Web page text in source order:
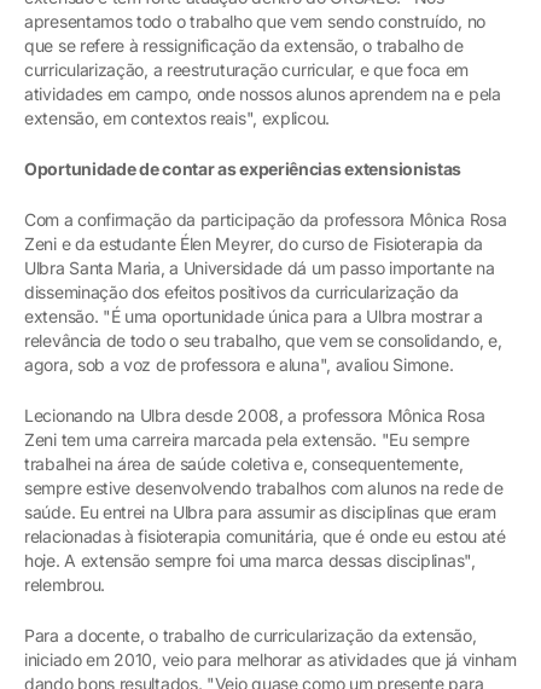
apresentamos todo o trabalho que vem sendo construído, no
que se refere à ressignificação da extensão, o trabalho de
curricularização, a reestruturação curricular, e que foca em
atividades em campo, onde nossos alunos aprendem na e pela
extensão, em contextos reais", explicou.
Oportunidade de contar as experiências extensionistas
Com a confirmação da participação da professora Mônica Rosa
Zeni e da estudante Élen Meyrer, do curso de Fisioterapia da
Ulbra Santa Maria, a Universidade dá um passo importante na
disseminação dos efeitos positivos da curricularização da
extensão. "É uma oportunidade única para a Ulbra mostrar a
relevância de todo o seu trabalho, que vem se consolidando, e,
agora, sob a voz de professora e aluna", avaliou Simone.
Lecionando na Ulbra desde 2008, a professora Mônica Rosa
Zeni tem uma carreira marcada pela extensão. "Eu sempre
trabalhei na área de saúde coletiva e, consequentemente,
sempre estive desenvolvendo trabalhos com alunos na rede de
saúde. Eu entrei na Ulbra para assumir as disciplinas que eram
relacionadas à fisioterapia comunitária, que é onde eu estou até
hoje. A extensão sempre foi uma marca dessas disciplinas",
relembrou.
Para a docente, o trabalho de curricularização da extensão,
iniciado em 2010, veio para melhorar as atividades que já vinham
dando bons resultados. "Veio quase como um presente para